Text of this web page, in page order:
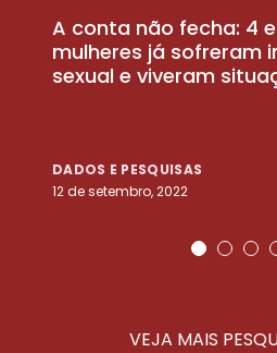
A conta não fecha: 4
mulheres já sofreram
sexual e viveram
DADOS E PESQUISAS
12 de setembro, 2022
VEJA MAIS